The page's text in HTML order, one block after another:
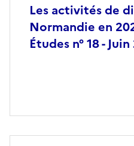
Les activités de
Normandie en
Études n° 18 -